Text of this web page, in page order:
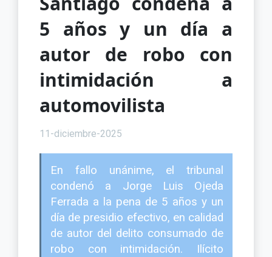
5 años y un día a
autor de robo con
intimidación a
automovilista
11-diciembre-2025
En fallo unánime, el tribunal
condenó a Jorge Luis Ojeda
Ferrada a la pena de 5 años y un
día de presidio efectivo, en calidad
de autor del delito consumado de
robo con intimidación. Ilícito